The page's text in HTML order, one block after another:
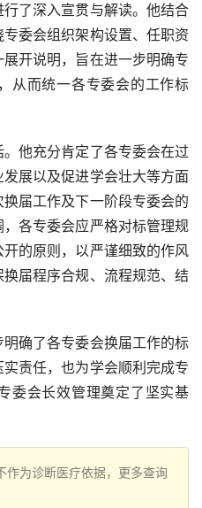
了深入宣贯与解读。他结合
委会组织架构设置、任职资
开说明，旨在进一步明确专
从而统一各专委会的工作标
他充分肯定了各专委会在过
展以及促进学会壮大等方面
届工作及下一阶段专委会的
各专委会应严格对标管理规
的原则，以严谨细致的作风
届程序合规、流程规范、结
确了各专委会换届工作的标
责任，也为学会顺利完成专
委会长效管理奠定了坚实基
作为诊断医疗依据，更多查询